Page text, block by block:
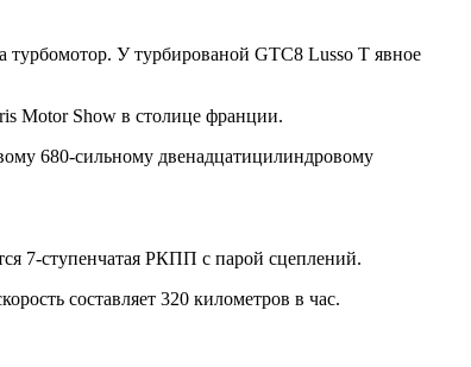
У турбированой GTC8 Lusso T явное
Motor Show в столице франции.
680-сильному двенадцатицилиндровому
7-ступенчатая РКПП с парой сцеплений.
составляет 320 километров в час.